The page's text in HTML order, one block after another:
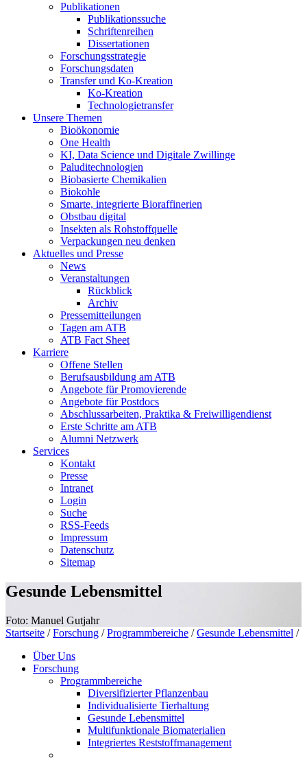
Publikationen
Publikationssuche
Schriftenreihen
Dissertationen
Forschungsstrategie
Forschungsdaten
Transfer und Ko-Kreation
Ko-Kreation
Technologietransfer
Unsere Themen
Bioökonomie
One Health
KI, Data Science und Digitale Zwillinge
Paluditechnologien
Biobasierte Chemikalien
Biokohle
Smarte, integrierte Bioraffinerien
Obstbau digital
Insekten als Rohstoffquelle
Verpackungen neu denken
Aktuelles und Presse
News
Veranstaltungen
Rückblick
Archiv
Pressemitteilungen
Tagen am ATB
ATB Fact Sheet
Karriere
Offene Stellen
Berufsausbildung am ATB
Angebote für Promovierende
Angebote für Postdocs
Abschlussarbeiten, Praktika & Freiwilligendienst
Erste Schritte am ATB
Alumni Netzwerk
Services
Kontakt
Presse
Intranet
Login
Suche
RSS-Feeds
Impressum
Datenschutz
Sitemap
Gesunde Lebensmittel
Foto: Manuel Gutjahr
Startseite / Forschung / Programmbereiche / Gesunde Lebensmittel /
Über Uns
Forschung
Programmbereiche
Diversifizierter Pflanzenbau
Individualisierte Tierhaltung
Gesunde Lebensmittel
Multifunktionale Biomaterialien
Integriertes Reststoffmanagement